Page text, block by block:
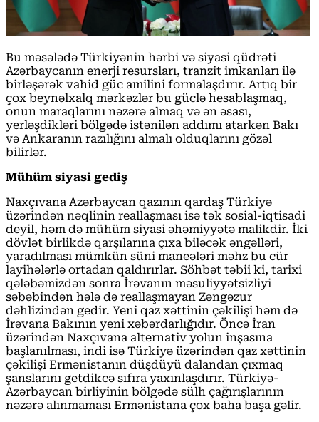
Bu məsələdə Türkiyənin hərbi və siyasi qüdrəti
Azərbaycanın enerji resursları, tranzit imkanları ilə
birləşərək vahid güc amilini formalaşdırır. Artıq bir
çox beynəlxalq mərkəzlər bu güclə hesablaşmaq,
onun maraqlarını nəzərə almaq və ən əsası,
yerləşdikləri bölgədə istənilən addımı atarkən Bakı
və Ankaranın razılığını almalı olduqlarını gözəl
bilirlər.
Mühüm siyasi gediş
Naxçıvana Azərbaycan qazının qardaş Türkiyə
üzərindən nəqlinin reallaşması isə tək sosial-iqtisadi
deyil, həm də mühüm siyasi əhəmiyyətə malikdir. İki
dövlət birlikdə qarşılarına çıxa biləcək əngəlləri,
yaradılması mümkün süni maneələri məhz bu cür
layihələrlə ortadan qaldırırlar. Söhbət təbii ki, tarixi
qələbəmizdən sonra İrəvanın məsuliyyətsizliyi
səbəbindən hələ də reallaşmayan Zəngəzur
dəhlizindən gedir. Yeni qaz xəttinin çəkilişi həm də
İrəvana Bakının yeni xəbərdarlığıdır. Öncə İran
üzərindən Naxçıvana alternativ yolun inşasına
başlanılması, indi isə Türkiyə üzərindən qaz xəttinin
çəkilişi Ermənistanın düşdüyü dalandan çıxmaq
şanslarını getdikcə sıfıra yaxınlaşdırır. Türkiyə-
Azərbaycan birliyinin bölgədə sülh çağırışlarının
nəzərə alınmaması Ermənistana çox baha başa gəlir.